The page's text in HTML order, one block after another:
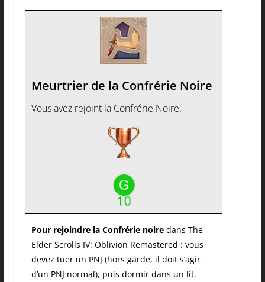
Meurtrier de la Confrérie Noire
Vous avez rejoint la Confrérie Noire.
Pour rejoindre la Confrérie noiredans The
Elder Scrolls IV: Oblivion Remastered : vous
devez tuer un PNJ (hors garde, il doit s’agir
d’un PNJ normal), puis dormir dans un lit.